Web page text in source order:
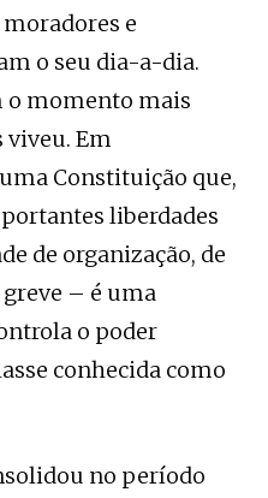
e
o seu dia-a-dia.
o momento mais
viveu. Em
Constituição que,
liberdades
de organização, de
– é uma
o poder
conhecida como
no período